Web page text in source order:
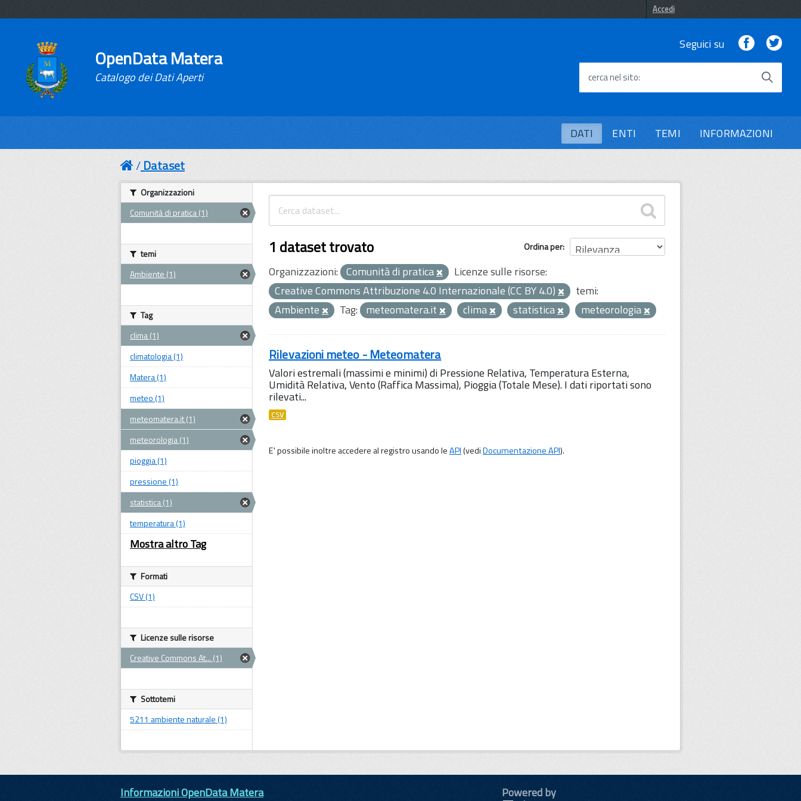
Accedi
OpenData Matera
Catalogo dei Dati Aperti
Seguici su Facebook
cerca nel sito
DATI ENTI TEMI INFORMAZIONI
Dataset
Ordina per
1 dataset trovato
Organizzazioni: Comunità di pratica
Licenze sulle risorse:
Creative Commons Attribuzione 4.0 Internazionale (CC BY 4.0)
temi:
Ambiente
Tag: meteomatera.it clima statistica meteorologia
Rilevazioni meteo - Meteomatera
Valori estremali (massimi e minimi) di Pressione Relativa, Temperatura Esterna,
Umidità Relativa, Vento (Raffica Massima), Pioggia (Totale Mese). I dati riportati sono
rilevati...
CSV
E' possibile inoltre accedere al registro usando leAPI(vediDocumentazione API).
Organizzazioni
Comunità di pratica (1)
temi
Ambiente (1)
Tag
clima (1)
climatologia (1)
Matera (1)
meteo (1)
meteomatera.it (1)
meteorologia (1)
pioggia (1)
pressione (1)
statistica (1)
temperatura (1)
Mostra altro Tag
Formati
CSV (1)
Licenze sulle risorse
Creative Commons At... (1)
Sottotemi
5211 ambiente naturale (1)
Informazioni OpenData Matera
Powered by